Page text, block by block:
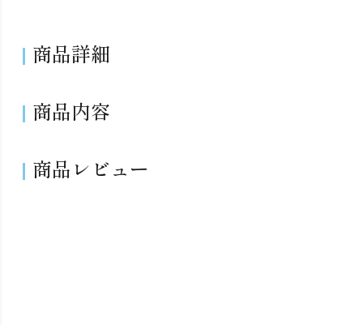
商品詳細
商品内容
商品レビュー